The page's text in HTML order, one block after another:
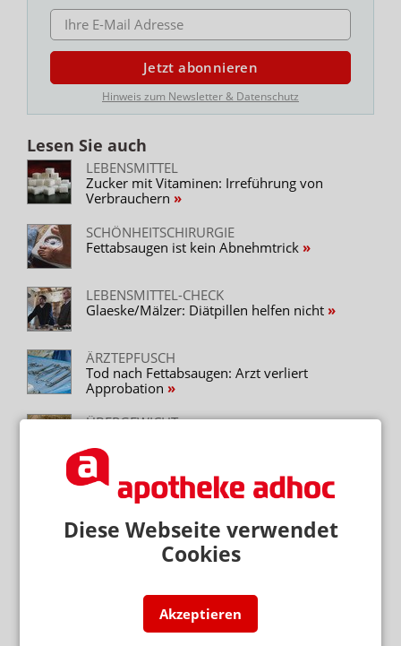
Diese Webseite verwendet
Cookies
Akzeptieren
E-MAIL ADRESSE
Jetzt abonnieren
Hinweis zum Newsletter & Datenschutz
Lesen Sie auch
LEBENSMITTEL
Zucker mit Vitaminen: Irreführung von
Verbrauchern
SCHÖNHEITSCHIRURGIE
Fettabsaugen ist kein Abnehmtrick
LEBENSMITTEL-CHECK
Glaeske/Mälzer: Diätpillen helfen nicht
ÄRZTEPFUSCH
Tod nach Fettabsaugen: Arzt verliert
Approbation
ÜBERGEWICHT
FETTLEIBIGKEIT
WHO will weniger Bier-Werbung
ARZNEIMITTELRECHT
Urteil: Abgesaugtes Fett ist ein Arzneimittel